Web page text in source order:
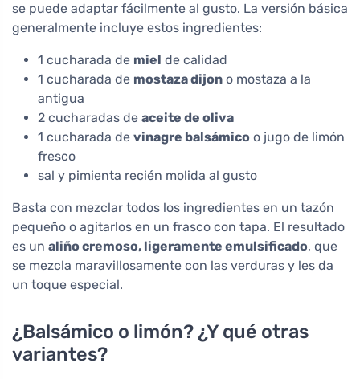
se puede adaptar fácilmente al gusto. La versión básica
generalmente incluye estos ingredientes:
1 cucharada de miel de calidad
1 cucharada de mostaza dijon o mostaza a la
antigua
2 cucharadas de aceite de oliva
1 cucharada de vinagre balsámico o jugo de limón
fresco
sal y pimienta recién molida al gusto
Basta con mezclar todos los ingredientes en un tazón
pequeño o agitarlos en un frasco con tapa. El resultado
es un aliño cremoso, ligeramente emulsificado, que
se mezcla maravillosamente con las verduras y les da
un toque especial.
¿Balsámico o limón? ¿Y qué otras
variantes?